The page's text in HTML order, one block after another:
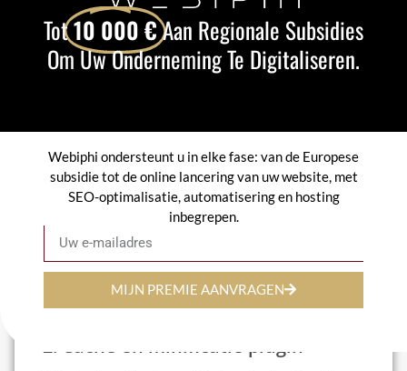
een interactie moet onder de 200 ms
blijven (idealiter onder de 150 ms).
CLS (cumulatieve verschuiving in lay-
out) Visuele stabiliteit. Score onder 0,1
van een website
1. Hosting met hoge prestaties
Goedkope shared hosting belemmert elke
een Europees datacenter (Combell, OVH
performance, Kinsta, WP Engine) is de basis.
Dit is ook een RGPD-kwestie: zie onze aanpak.
webhosting België.
2. Cache en minificatie plugin
Tot10 000 €Aan Regionale Subsidies
Om Uw Onderneming Te Digitaliseren.
Webiphi ondersteunt u in elke fase: van de Europese
subsidie tot de online lancering van uw website, met
SEO-optimalisatie, automatisering en hosting
inbegrepen.
MIJN PREMIE AANVRAGEN